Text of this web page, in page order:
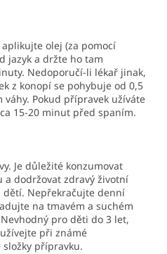
olej (za pomocí
jazyk a držte ho tam
Nedoporučí-li lékař jinak,
z konopí se pohybuje od 0,5
Pokud přípravek užíváte
15-20 minut před spaním.
Je důležité konzumovat
a dodržovat zdravý životní
dětí. Nepřekračujte denní
na tmavém a suchém
pro děti do 3 let,
při známé
přípravku.